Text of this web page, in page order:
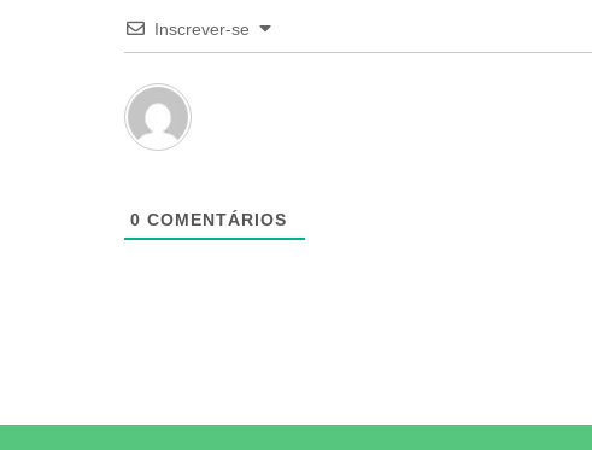
Inscrever-se
0 COMENTÁRIOS